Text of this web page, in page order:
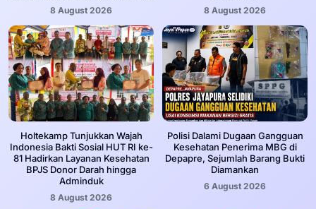
8 August 2026 8 August 2026
Holtekamp Tunjukkan Wajah
Indonesia Bakti Sosial HUT RI ke-
81 Hadirkan Layanan Kesehatan
BPJS Donor Darah hingga
Adminduk
8 August 2026
‎Polisi Dalami Dugaan Gangguan
Kesehatan Penerima MBG di
Depapre, Sejumlah Barang Bukti
Diamankan
6 August 2026